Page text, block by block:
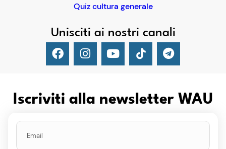
Quiz cultura generale
Unisciti ai nostri canali
Iscriviti alla newsletter WAU